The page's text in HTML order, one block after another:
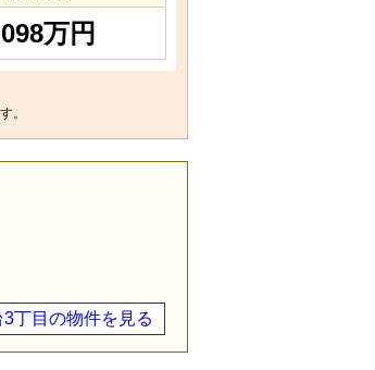
万円
。
丁目の物件を見る